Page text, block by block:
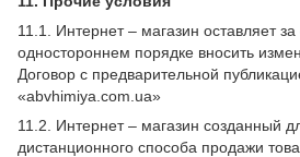
11.1. Интернет – магазин оставляет
одностороннем порядке вносить
Договор с предварительной
«abvhimiya.com.ua»
11.2. Интернет – магазин созданный
дистанционного способа продажи